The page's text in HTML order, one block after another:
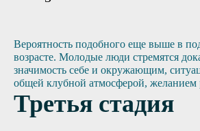
Вероятность подобного еще выше в
возрасте. Молодые люди стремятся
значимость себе и окружающим,
общей клубной атмосферой, желанием
Третья стадия